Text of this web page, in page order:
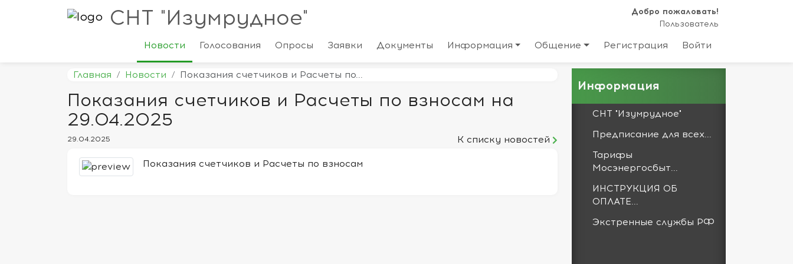
СНТ "Изумрудное" Добро пожаловать!
Пользователь
Новости Голосования Опросы Заявки Документы Информация Общение Регистрация Войти
Главная Новости Показания счетчиков и Расчеты по...
Показания счетчиков и Расчеты по взносам на
29.04.2025
29.04.2025
К списку новостей
Показания счетчиков и Расчеты по взносам
Информация
СНТ "Изумрудное"
Предписание для всех...
Тарифы
Мосэнергосбыт...
ИНСТРУКЦИЯ ОБ
ОПЛАТЕ...
Экстренные службы РФ